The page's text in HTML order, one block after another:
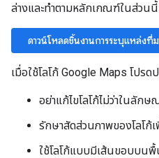
ล่างและทําตามหลักเกณฑ์ในส่วนนี้
ดาวน์โหลดชิ้นงานการระบุแหล่ง
เมื่อใช้โลโก้ Google Maps โป
อย่าแก้ไขโลโก้ไม่ว่าในลักษ
รักษาสัดส่วนภาพของโลโก้เ
ใช้โลโก้แบบมีเส้นขอบบน